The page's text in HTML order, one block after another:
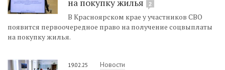
2
В Красноярском крае у участников СВО
появится первоочередное право на получение соцвыплаты
на покупку жилья.
19.02.25 Новости